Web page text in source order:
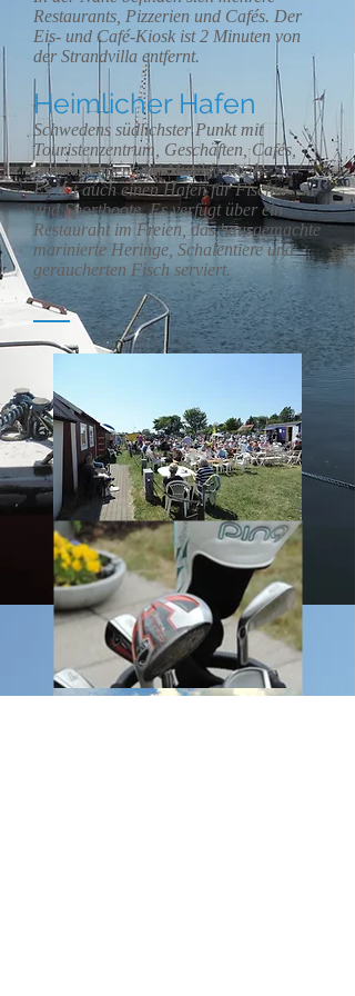
Restaurants, Pizzerien und Cafés. Der
Eis- und Café-Kiosk ist 2 Minuten von
der Strandvilla entfernt.
Heimlicher Hafen
Schwedens südlichster Punkt mit
Touristenzentrum, Geschäften, Cafés,
Ausstellungen und Musikfestivals.
Es hat auch einen Hafen für Fischer-
und Sportboote. Es verfügt über ein
Restaurant im Freien, das hausgemachte
marinierte Heringe, Schalentiere und
geräucherten Fisch serviert.